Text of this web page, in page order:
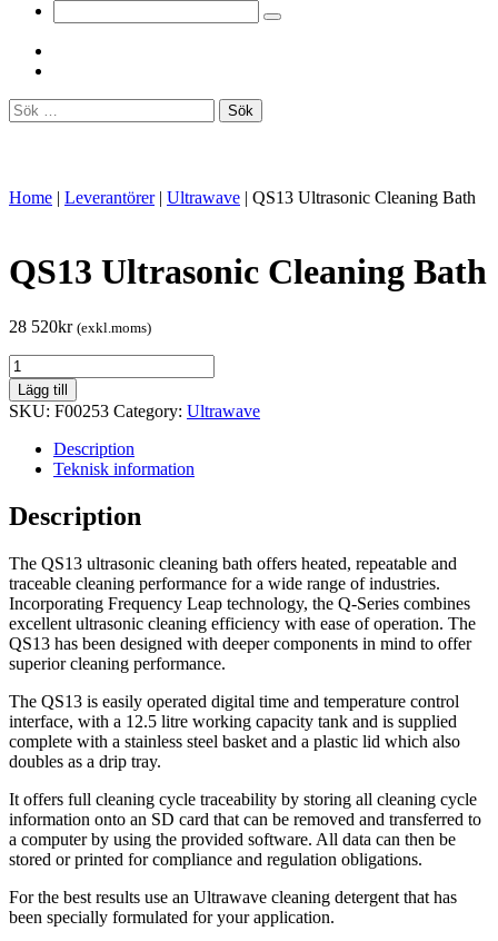
Sök
efter:
Home | Leverantörer | Ultrawave | QS13 Ultrasonic Cleaning Bath
QS13 Ultrasonic Cleaning Bath
28 520kr (exkl.moms)
QS13
Ultrasonic
Cleaning
Bath
quantity
Lägg till
SKU: F00253 Category: Ultrawave
Description
Teknisk information
Description
The QS13 ultrasonic cleaning bath offers heated, repeatable and
traceable cleaning performance for a wide range of industries.
Incorporating Frequency Leap technology, the Q-Series combines
excellent ultrasonic cleaning efficiency with ease of operation. The
QS13 has been designed with deeper components in mind to offer
superior cleaning performance.
The QS13 is easily operated digital time and temperature control
interface, with a 12.5 litre working capacity tank and is supplied
complete with a stainless steel basket and a plastic lid which also
doubles as a drip tray.
It offers full cleaning cycle traceability by storing all cleaning cycle
information onto an SD card that can be removed and transferred to
a computer by using the provided software. All data can then be
stored or printed for compliance and regulation obligations.
For the best results use an Ultrawave cleaning detergent that has
been specially formulated for your application.